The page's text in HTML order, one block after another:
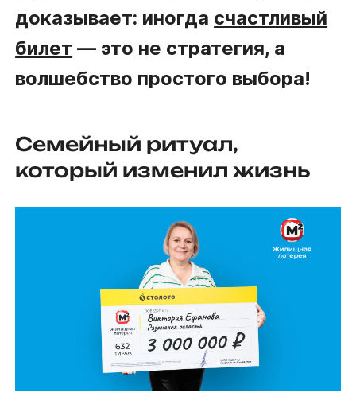
доказывает: иногда счастливый
билет — это не стратегия, а
волшебство простого выбора!
Семейный ритуал,
который изменил жизнь